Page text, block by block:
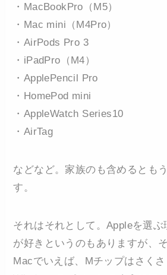
・MacBookPro（M5）
・Mac mini（M4Pro）
・AirPods Pro 3
・iPadPro（M4）
・ApplePencil Pro
・HomePod mini
・AppleWatch Series10
・AirTag
などなど。家族のも含めるとも
す。
それはそれとして。Appleを選ぶ
が好きというのもありますが、
Macでいえば、Mチップはさくさ